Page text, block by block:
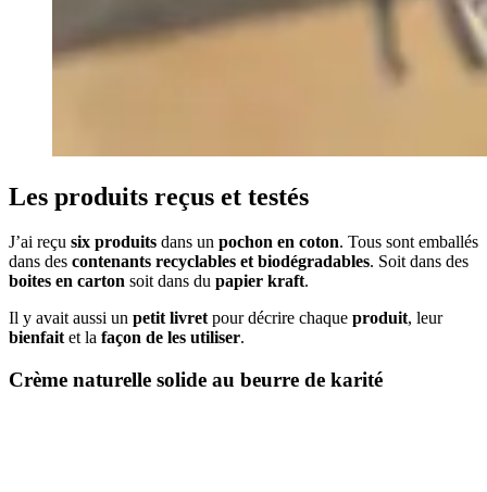
Les produits reçus et testés
J’ai reçu six produits dans un pochon en coton. Tous sont emballés
dans des contenants recyclables et biodégradables. Soit dans des
boites en carton soit dans du papier kraft.
Il y avait aussi un petit livretpour décrire chaque produit, leur
bienfaitet la façon de les utiliser.
Crème naturelle solide au beurre de karité